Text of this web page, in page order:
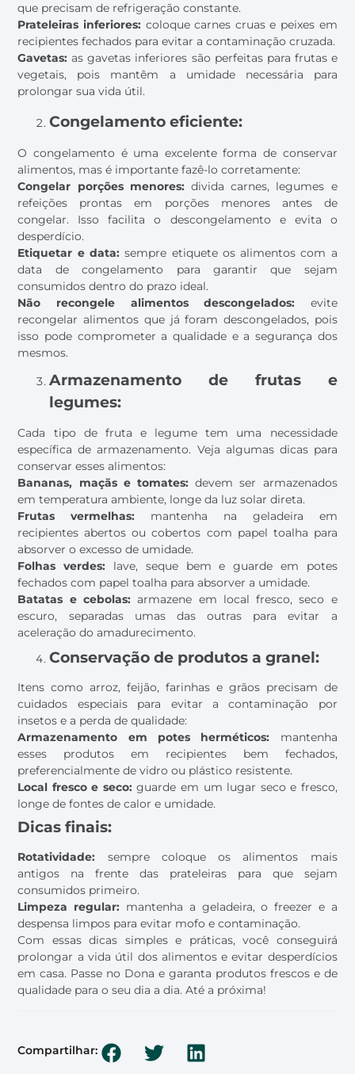
que precisam de refrigeração constante.
Prateleiras inferiores: coloque carnes cruas e peixes em
recipientes fechados para evitar a contaminação cruzada.
Gavetas: as gavetas inferiores são perfeitas para frutas e
vegetais, pois mantêm a umidade necessária para
prolongar sua vida útil.
Congelamento eficiente:
O congelamento é uma excelente forma de conservar
alimentos, mas é importante fazê-lo corretamente:
Congelar porções menores:divida carnes, legumes e
refeições prontas em porções menores antes de
congelar. Isso facilita o descongelamento e evita o
desperdício.
Etiquetar e data:sempre etiquete os alimentos com a
data de congelamento para garantir que sejam
consumidos dentro do prazo ideal.
Não recongele alimentos descongelados: evite
recongelar alimentos que já foram descongelados, pois
isso pode comprometer a qualidade e a segurança dos
mesmos.
Armazenamento de frutas e
legumes:
Cada tipo de fruta e legume tem uma necessidade
específica de armazenamento. Veja algumas dicas para
conservar esses alimentos:
Bananas, maçãs e tomates: devem ser armazenados
em temperatura ambiente, longe da luz solar direta.
Frutas vermelhas: mantenha na geladeira em
recipientes abertos ou cobertos com papel toalha para
absorver o excesso de umidade.
Folhas verdes: lave, seque bem e guarde em potes
fechados com papel toalha para absorver a umidade.
Batatas e cebolas:armazene em local fresco, seco e
escuro, separadas umas das outras para evitar a
aceleração do amadurecimento.
Conservação de produtos a granel:
Itens como arroz, feijão, farinhas e grãos precisam de
cuidados especiais para evitar a contaminação por
insetos e a perda de qualidade:
Armazenamento em potes herméticos: mantenha
esses produtos em recipientes bem fechados,
preferencialmente de vidro ou plástico resistente.
Local fresco e seco:guarde em um lugar seco e fresco,
longe de fontes de calor e umidade.
Dicas finais:
Rotatividade: sempre coloque os alimentos mais
antigos na frente das prateleiras para que sejam
consumidos primeiro.
Limpeza regular: mantenha a geladeira, o freezer e a
despensa limpos para evitar mofo e contaminação.
Com essas dicas simples e práticas, você conseguirá
prolongar a vida útil dos alimentos e evitar desperdícios
em casa. Passe no Dona e garanta produtos frescos e de
qualidade para o seu dia a dia. Até a próxima!
Compartilhar: